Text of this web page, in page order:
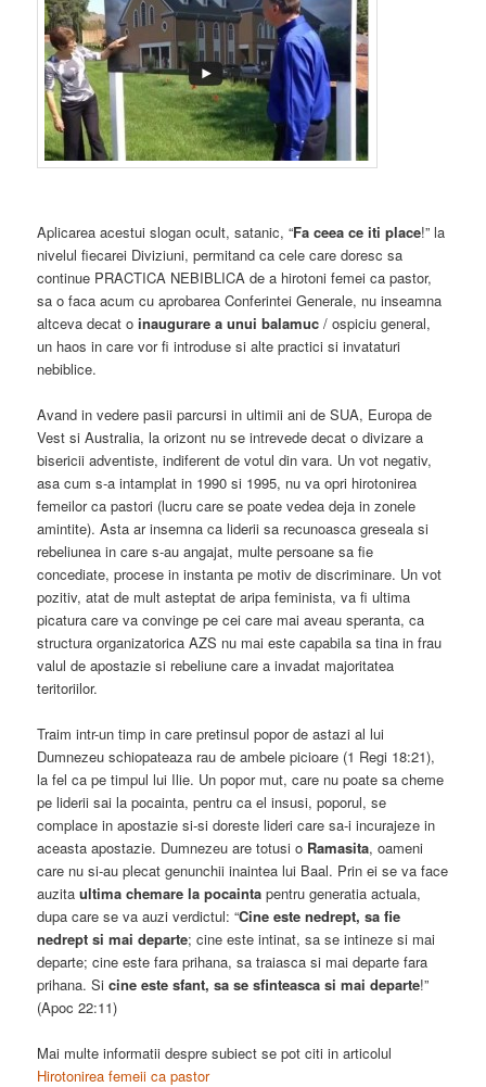
Aplicarea acestui slogan ocult, satanic, “Fa ceea ce iti place!” la
nivelul fiecarei Diviziuni, permitand ca cele care doresc sa
continue PRACTICA NEBIBLICA de a hirotoni femei ca pastor,
sa o faca acum cu aprobarea Conferintei Generale, nu inseamna
altceva decat oinaugurare a unui balamuc / ospiciu general,
un haos in care vor fi introduse si alte practici si invataturi
nebiblice.
Avand in vedere pasii parcursi in ultimii ani de SUA, Europa de
Vest si Australia, la orizont nu se intrevede decat o divizare a
bisericii adventiste, indiferent de votul din vara. Un vot negativ,
asa cum s-a intamplat in 1990 si 1995, nu va opri hirotonirea
femeilor ca pastori (lucru care se poate vedea deja in zonele
amintite). Asta ar insemna ca liderii sa recunoasca greseala si
rebeliunea in care s-au angajat, multe persoane sa fie
concediate, procese in instanta pe motiv de discriminare. Un vot
pozitiv, atat de mult asteptat de aripa feminista, va fi ultima
picatura care va convinge pe cei care mai aveau speranta, ca
structura organizatorica AZS nu mai este capabila sa tina in frau
valul de apostazie si rebeliune care a invadat majoritatea
teritoriilor.
Traim intr-un timp in care pretinsul popor de astazi al lui
Dumnezeu schiopateaza rau de ambele picioare (1 Regi 18:21),
la fel ca pe timpul lui Ilie. Un popor mut, care nu poate sa cheme
pe liderii sai la pocainta, pentru ca el insusi, poporul, se
complace in apostazie si-si doreste lideri care sa-i incurajeze in
aceasta apostazie. Dumnezeu are totusi o Ramasita, oameni
care nu si-au plecat genunchii inaintea lui Baal. Prin ei se va face
auzitaultima chemare la pocainta pentru generatia actuala,
dupa care se va auzi verdictul: “Cine este nedrept, sa fie
nedrept si mai departe; cine este intinat, sa se intineze si mai
departe; cine este fara prihana, sa traiasca si mai departe fara
prihana. Sicine este sfant, sa se sfinteasca si mai departe!”
(Apoc 22:11)
Mai multe informatii despre subiect se pot citi in articolul
Hirotonirea femeii ca pastor